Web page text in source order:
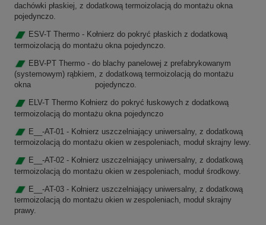
dachówki płaskiej, z dodatkową termoizolacją do montażu okna
pojedynczo.
ESV-T Thermo - Kołnierz do pokryć płaskich z dodatkową
termoizolacją do montażu okna pojedynczo.
EBV-PT Thermo - do blachy panelowej z prefabrykowanym
(systemowym) rąbkiem, z dodatkową termoizolacją do montażu
okna pojedynczo.
ELV-T Thermo Kołnierz do pokryć łuskowych z dodatkową
termoizolacją do montażu okna pojedynczo
E__-AT-01 - Kołnierz uszczelniający uniwersalny, z dodatkową
termoizolacją do montażu okien w zespoleniach, moduł skrajny lewy.
E__-AT-02 - Kołnierz uszczelniający uniwersalny, z dodatkową
termoizolacją do montażu okien w zespoleniach, moduł środkowy.
E__-AT-03 - Kołnierz uszczelniający uniwersalny, z dodatkową
termoizolacją do montażu okien w zespoleniach, moduł skrajny
prawy.